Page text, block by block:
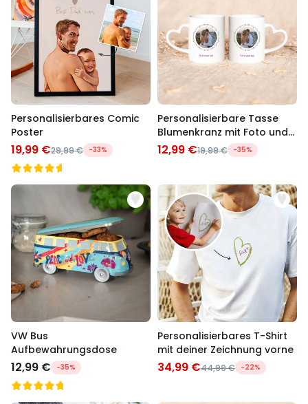
Personalisierbares Comic
Poster
19,99 €29,99 € -33%
Personalisierbare Tasse
Blumenkranz mit Foto und
Text
12,99 €19,99 € -35%
VW Bus
Aufbewahrungsdose
12,99 € -35%
Personalisierbares T-Shirt
mit deiner Zeichnung vorne
34,99 €44,99 € -22%